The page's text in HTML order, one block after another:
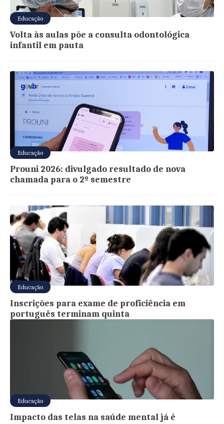
Educação
Volta às aulas põe a consulta odontológica
infantil em pauta
Educação
Prouni 2026: divulgado resultado de nova
chamada para o 2º semestre
Educação
Inscrições para exame de proficiência em
português terminam quinta
Educação
Impacto das telas na saúde mental já é